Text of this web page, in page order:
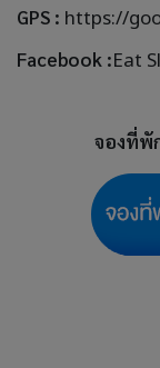
GPS : https://
Facebook :Eat
จองที่พั